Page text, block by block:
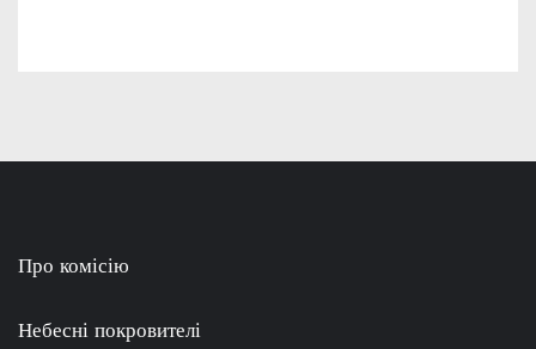
Про комісію
Небесні покровителі